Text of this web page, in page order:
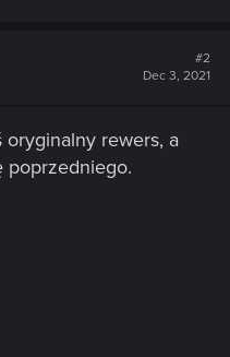
#2
Dec 3, 2021
oryginalny rewers, a
poprzedniego.